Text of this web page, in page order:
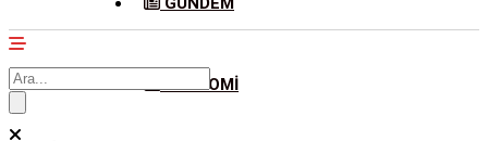
EKONOMI